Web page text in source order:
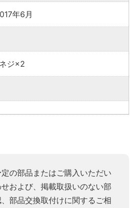
年6月
ジ×2
の部品またはご購入いただい
および、掲載取扱いのない部
部品交換取付けに関するご相